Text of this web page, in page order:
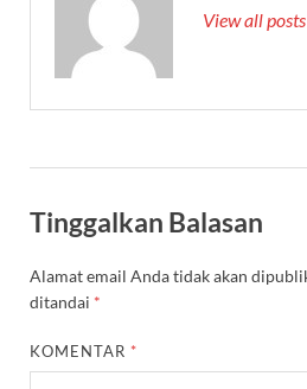
View all
Tinggalkan Balasan
Alamat email Anda tidak akan
ditandai *
KOMENTAR *